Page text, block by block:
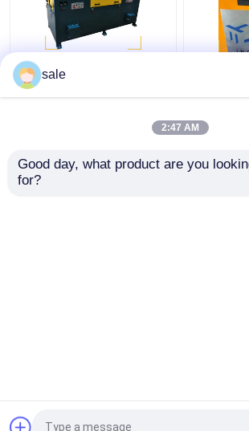
स्टील मेटल वायर 2m/S
पॉलिशिंग मशीन रॉड्स सैंडिंग
sale
2:47 AM
Good day, what product are you
for?